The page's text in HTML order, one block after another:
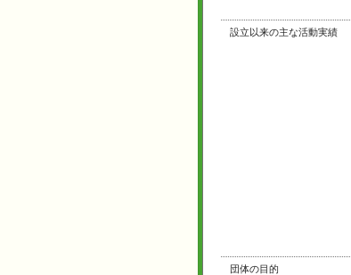
設立以来の主な活動実績
団体の目的